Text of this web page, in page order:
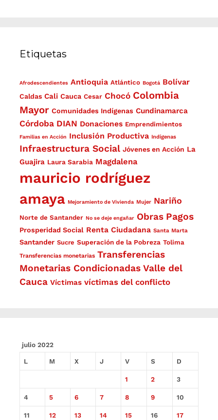
Etiquetas
Afrodescendientes Antioquia Atlántico Bogotá Bolívar
Caldas Cali Cauca Cesar Chocó Colombia
Mayor Comunidades Indígenas Cundinamarca
Córdoba DIAN Donaciones Emprendimientos
Familias en Acción Inclusión Productiva Indígenas
Infraestructura Social Jóvenes en Acción La
Guajira Laura Sarabia Magdalena
mauricio rodríguez
amaya Mejoramiento de Vivienda Mujer Nariño
Norte de Santander No se deje engañar Obras Pagos
Prosperidad Social Renta Ciudadana Santa Marta
Santander Sucre Superación de la Pobreza Tolima
Transferencias monetarias Transferencias
Monetarias Condicionadas Valle del
Cauca Víctimas víctimas del conflicto
julio 2022
L M X J V S D
1 2 3
4 5 6 7 8 9 10
11 12 13 14 15 16 17